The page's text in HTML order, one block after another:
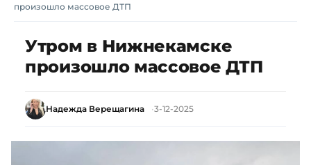
произошло массовое ДТП
Утром в Нижнекамске
произошло массовое ДТП
Надежда Верещагина 3-12-2025